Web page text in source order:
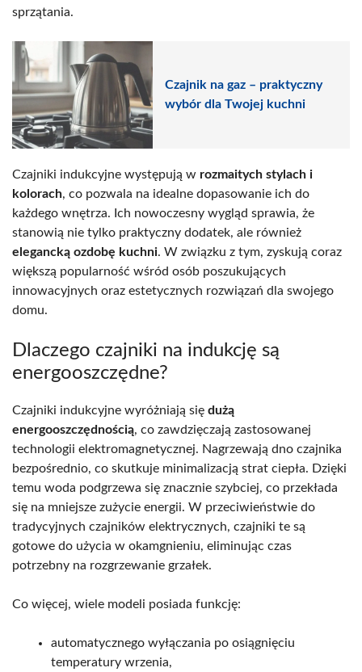
sprzątania.
Czajnik na gaz – praktyczny
wybór dla Twojej kuchni
Czajniki indukcyjne występują w rozmaitych stylach i
kolorach, co pozwala na idealne dopasowanie ich do
każdego wnętrza. Ich nowoczesny wygląd sprawia, że
stanowią nie tylko praktyczny dodatek, ale również
elegancką ozdobę kuchni. W związku z tym, zyskują coraz
większą popularność wśród osób poszukujących
innowacyjnych oraz estetycznych rozwiązań dla swojego
domu.
Dlaczego czajniki na indukcję są
energooszczędne?
Czajniki indukcyjne wyróżniają się dużą
energooszczędnością, co zawdzięczają zastosowanej
technologii elektromagnetycznej. Nagrzewają dno czajnika
bezpośrednio, co skutkuje minimalizacją strat ciepła. Dzięki
temu woda podgrzewa się znacznie szybciej, co przekłada
się na mniejsze zużycie energii. W przeciwieństwie do
tradycyjnych czajników elektrycznych, czajniki te są
gotowe do użycia w okamgnieniu, eliminując czas
potrzebny na rozgrzewanie grzałek.
Co więcej, wiele modeli posiada funkcję:
automatycznego wyłączania po osiągnięciu
temperatury wrzenia,